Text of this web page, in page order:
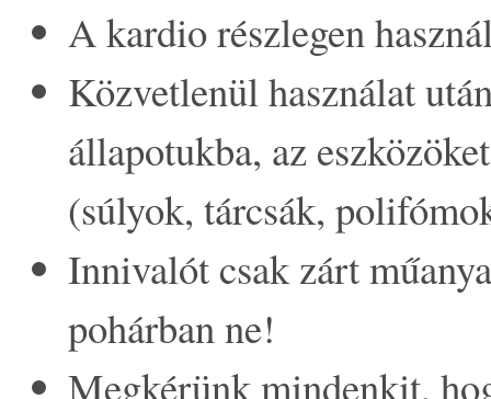
A kardio részlegen
Közvetlenül használat
állapotukba, az
(súlyok, tárcsák,
Innivalót csak zárt
pohárban ne!
Megkérünk mindenkit,